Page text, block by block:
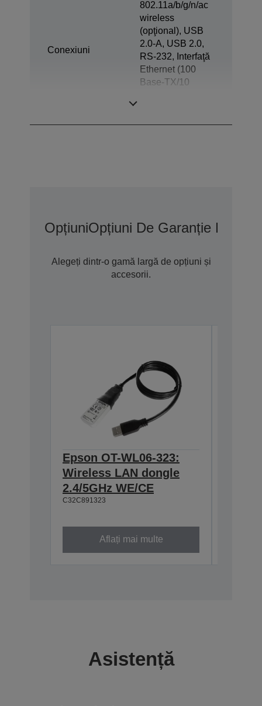
Conexiuni
802.11a/b/g/n/ac
wireless
(opţional), USB
2.0-A, USB 2.0,
RS-232, Interfaţă
Ethernet (100
Base-TX/10
OpțiuniOpțiuni De Garanție
Alegeți dintr-o gamă largă de opțiuni și
accesorii.
Epson OT-WL06-323:
Wireless LAN dongle
2.4/5GHz WE/CE
C32C891323
Aflați mai multe
Asistență